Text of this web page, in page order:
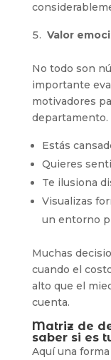
Valor
No todo son
importante
motivadores
departamento.
Estás
Quieres
Te ilusiona
Visualizas
un entorno
Muchas
cuando el
alto que el
cuenta.
Matriz de
saber si es
Aquí una